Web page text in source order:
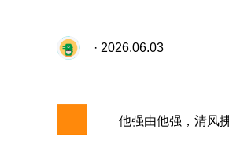
· 2026.06.03
他强由他强，清风